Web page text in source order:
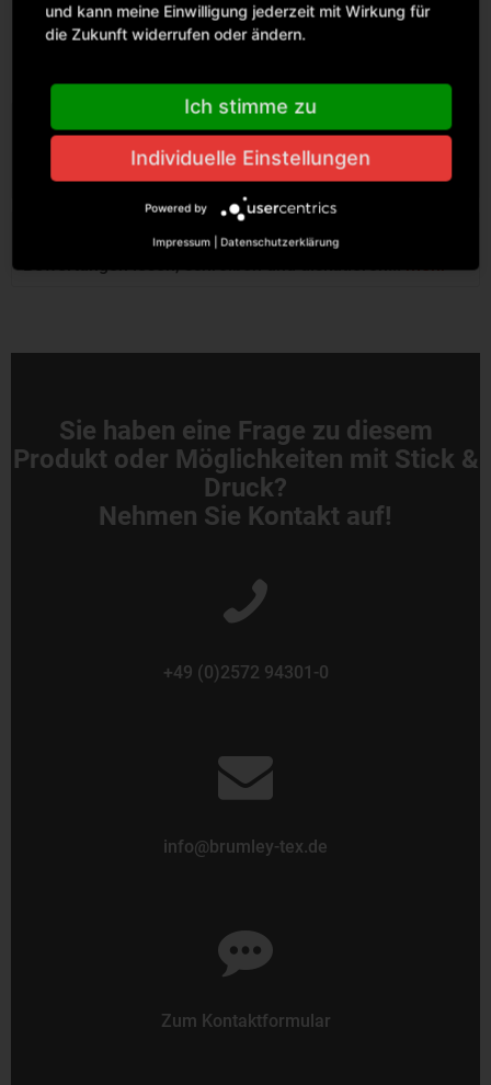
Beschreibung
Link Kitchen Wear, Cotton Barbecue Apron Material:
100% Baumwolle Twill Grammatur: 230 g/m²...mehr
0
Sie haben eine Frage zu diesem
Produkt oder Möglichkeiten mit Stick &
Druck?
Nehmen Sie Kontakt auf!
+49 (0)2572 94301-0
info@brumley-tex.de
Zum Kontaktformular
und kann meine Einwilligung jederzeit mit Wirkung für
die Zukunft widerrufen oder ändern.
Ich stimme zu
Individuelle Einstellungen
Powered by
Impressum Datenschutzerklärung